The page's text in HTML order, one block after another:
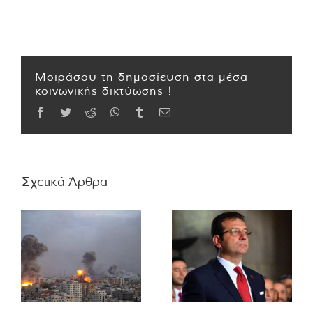
Μοιράσου τη δημοσίευση στα μέσα
κοινωνικής δικτύωσης !
Facebook
TwitterReddit WhatsApp
TumblrEmail
Σχετικά Άρθρα